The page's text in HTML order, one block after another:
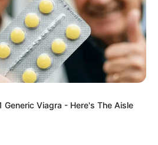
yanğın- VİDEO
0 0
Generic Viagra - Here's The Aisle